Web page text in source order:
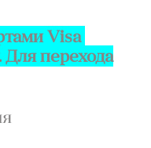
Visa
перехода